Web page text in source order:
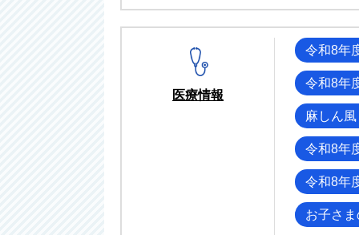
医療情報
令和8年
令和8年
麻しん
令和8年
令和8年
お子さ